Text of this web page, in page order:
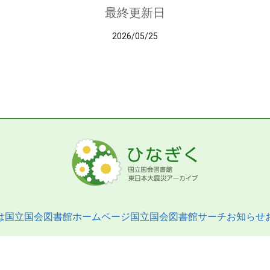
最終更新日
2026/05/25
国立国会図書館ホームページ国立国会図書館サーチお知らせ